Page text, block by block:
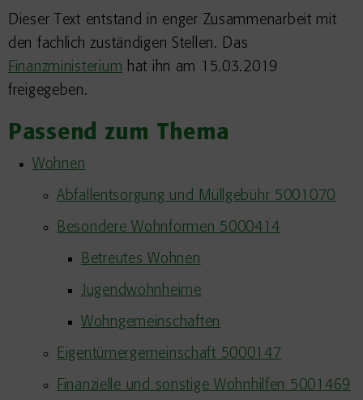
Dieser Text entstand in enger Zusammenarbeit mit
den fachlich zuständigen Stellen. Das
Finanzministerium hat ihn am 15.03.2019
freigegeben.
Passend zum Thema
Wohnen
Abfallentsorgung und Müllgebühr 5001070
Besondere Wohnformen 5000414
Betreutes Wohnen
Jugendwohnheime
Wohngemeinschaften
Eigentümergemeinschaft 5000147
Finanzielle und sonstige Wohnhilfen 5001469